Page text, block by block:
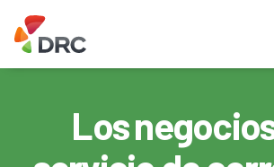
Dispute
Resolution
Corporation
Los